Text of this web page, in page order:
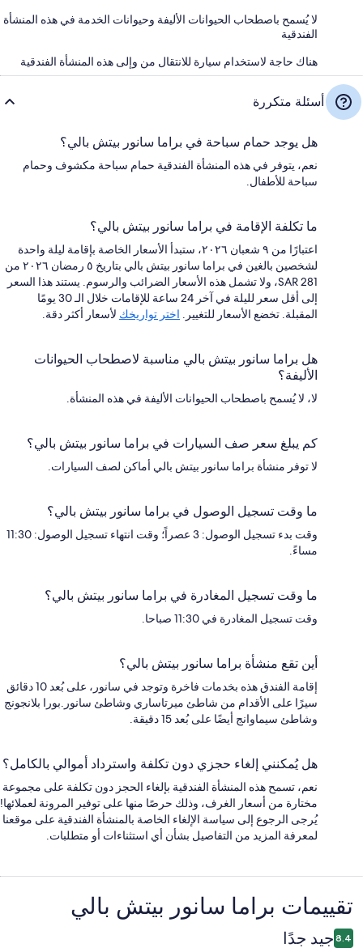
لا يُسمح باصطحاب الحيوانات الأليفة وحيوانات الخدمة في هذه المنشأة
الفندقية
هناك حاجة لاستخدام سيارة للانتقال من وإلى هذه المنشأة الفندقية
أسئلة متكررة
هل يوجد حمام سباحة في براما سانور بيتش بالي؟
نعم، يتوفر في هذه المنشأة الفندقية حمام سباحة مكشوف وحمام
سباحة للأطفال.
ما تكلفة الإقامة في براما سانور بيتش بالي؟
اعتبارًا من ٩ شعبان ٢٠٢٦، ستبدأ الأسعار الخاصة بإقامة ليلة واحدة
لشخصين بالغين في براما سانور بيتش بالي بتاريخ ٥ رمضان ٢٠٢٦ من
SAR 281، ولا تشمل هذه الأسعار الضرائب والرسوم. يستند هذا السعر
إلى أقل سعر لليلة في آخر 24 ساعة للإقامات خلال الـ 30 يومًا
المقبلة. تخضع الأسعار للتغيير. اختر تواريخك لأسعار أكثر دقة.
هل براما سانور بيتش بالي مناسبة لاصطحاب الحيوانات
الأليفة؟
لا، لا يُسمح باصطحاب الحيوانات الأليفة في هذه المنشأة.
كم يبلغ سعر صف السيارات في براما سانور بيتش بالي؟
لا توفر منشأة براما سانور بيتش بالي أماكن لصف السيارات.
ما وقت تسجيل الوصول في براما سانور بيتش بالي؟
وقت بدء تسجيل الوصول: 3 عصراً؛ وقت انتهاء تسجيل الوصول: 11:30
مساءً.
ما وقت تسجيل المغادرة في براما سانور بيتش بالي؟
وقت تسجيل المغادرة في 11:30 صباحا.
أين تقع منشأة براما سانور بيتش بالي؟
إقامة الفندق هذه بخدمات فاخرة وتوجد في سانور، على بُعد 10 دقائق
سيرًا على الأقدام من شاطئ ميرتاساري وشاطئ سانور.بورا بلانجونج
وشاطئ سيماوانج أيضًا على بُعد 15 دقيقة.
هل يُمكنني إلغاء حجزي دون تكلفة واسترداد أموالي بالكامل؟
نعم، تسمح هذه المنشأة الفندقية بإلغاء الحجز دون تكلفة على مجموعة
مختارة من أسعار الغرف، وذلك حرصًا منها على توفير المرونة لعملائها!
يُرجى الرجوع إلى سياسة الإلغاء الخاصة بالمنشأة الفندقية على موقعنا
لمعرفة المزيد من التفاصيل بشأن أي استثناءات أو متطلبات.
التقييمات
تقييمات ⁦براما سانور بيتش بالي⁩
8.4 جيد جدًا